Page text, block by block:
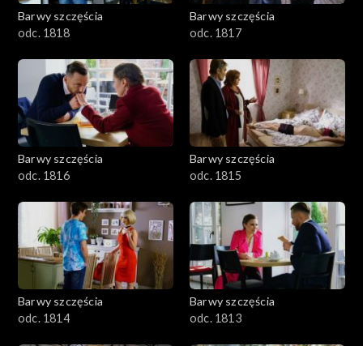
Barwy szczęścia
odc. 1818
Barwy szczęścia
odc. 1817
Barwy szczęścia
odc. 1816
Barwy szczęścia
odc. 1815
Barwy szczęścia
odc. 1814
Barwy szczęścia
odc. 1813